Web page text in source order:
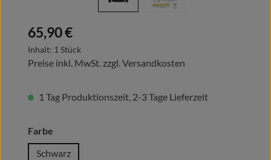
Regulärer Preis:
65,90 €
Inhalt: 1 Stück
Preise inkl. MwSt. zzgl. Versandkosten
1 Tag Produktionszeit, 2-3 Tage Lieferzeit
Farbe
Schwarz